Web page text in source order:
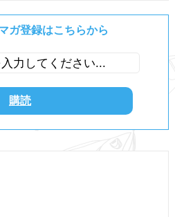
ガ登録はこちらから